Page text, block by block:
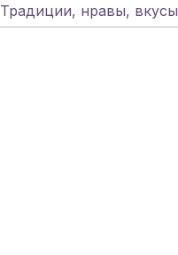
Традиции, нравы, вкусы